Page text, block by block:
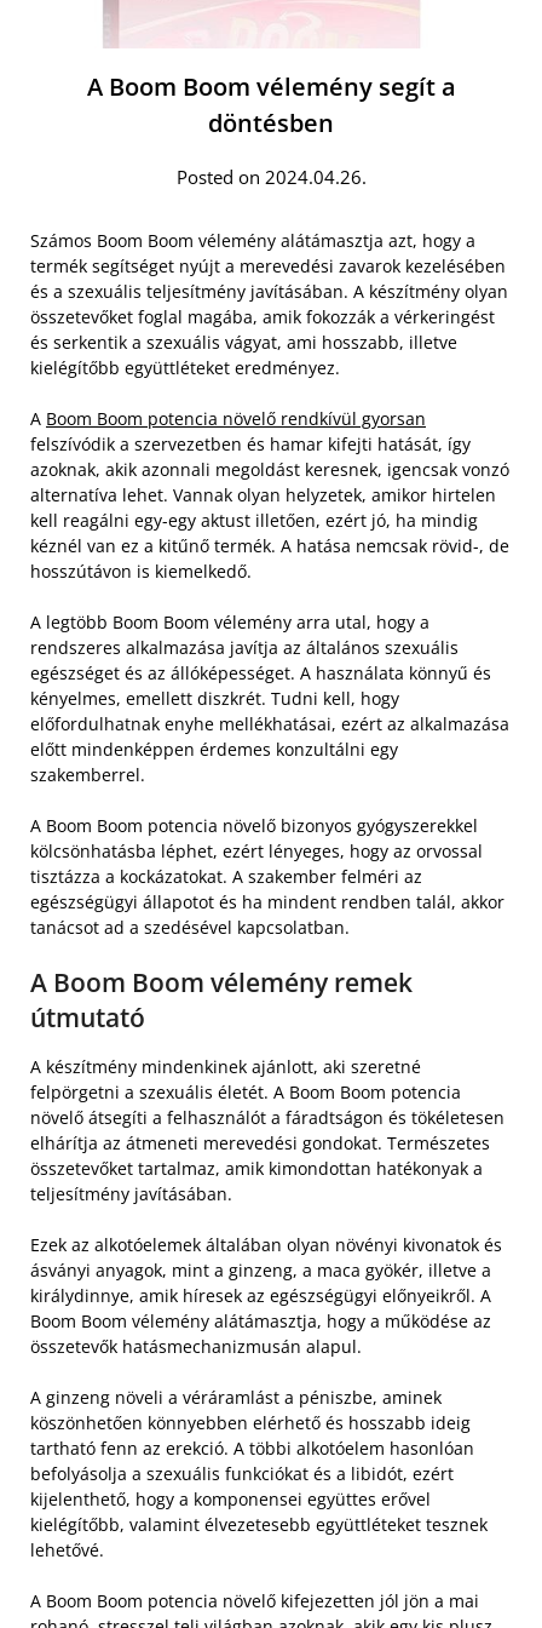
A Boom Boom vélemény segít a
döntésben
Posted on 2024.04.26.
Számos Boom Boom vélemény alátámasztja azt, hogy a
termék segítséget nyújt a merevedési zavarok kezelésében
és a szexuális teljesítmény javításában. A készítmény olyan
összetevőket foglal magába, amik fokozzák a vérkeringést
és serkentik a szexuális vágyat, ami hosszabb, illetve
kielégítőbb együttléteket eredményez.
A Boom Boom potencia növelő rendkívül gyorsan
felszívódik a szervezetben és hamar kifejti hatását, így
azoknak, akik azonnali megoldást keresnek, igencsak vonzó
alternatíva lehet. Vannak olyan helyzetek, amikor hirtelen
kell reagálni egy-egy aktust illetően, ezért jó, ha mindig
kéznél van ez a kitűnő termék. A hatása nemcsak rövid-, de
hosszútávon is kiemelkedő.
A legtöbb Boom Boom vélemény arra utal, hogy a
rendszeres alkalmazása javítja az általános szexuális
egészséget és az állóképességet. A használata könnyű és
kényelmes, emellett diszkrét. Tudni kell, hogy
előfordulhatnak enyhe mellékhatásai, ezért az alkalmazása
előtt mindenképpen érdemes konzultálni egy
szakemberrel.
A Boom Boom potencia növelő bizonyos gyógyszerekkel
kölcsönhatásba léphet, ezért lényeges, hogy az orvossal
tisztázza a kockázatokat. A szakember felméri az
egészségügyi állapotot és ha mindent rendben talál, akkor
tanácsot ad a szedésével kapcsolatban.
A Boom Boom vélemény remek
útmutató
A készítmény mindenkinek ajánlott, aki szeretné
felpörgetni a szexuális életét. A Boom Boom potencia
növelő átsegíti a felhasználót a fáradtságon és tökéletesen
elhárítja az átmeneti merevedési gondokat. Természetes
összetevőket tartalmaz, amik kimondottan hatékonyak a
teljesítmény javításában.
Ezek az alkotóelemek általában olyan növényi kivonatok és
ásványi anyagok, mint a ginzeng, a maca gyökér, illetve a
királydinnye, amik híresek az egészségügyi előnyeikről. A
Boom Boom vélemény alátámasztja, hogy a működése az
összetevők hatásmechanizmusán alapul.
A ginzeng növeli a véráramlást a péniszbe, aminek
köszönhetően könnyebben elérhető és hosszabb ideig
tartható fenn az erekció. A többi alkotóelem hasonlóan
befolyásolja a szexuális funkciókat és a libidót, ezért
kijelenthető, hogy a komponensei együttes erővel
kielégítőbb, valamint élvezetesebb együttléteket tesznek
lehetővé.
A Boom Boom potencia növelő kifejezetten jól jön a mai